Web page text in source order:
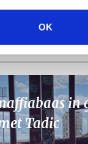
OK
in
Tadic